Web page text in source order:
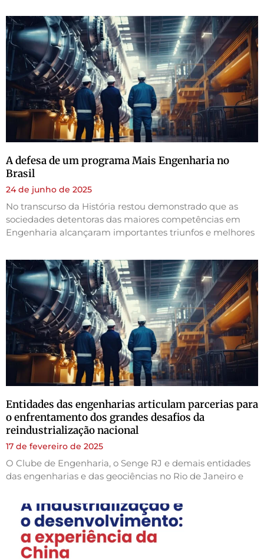
A defesa de um programa Mais Engenharia no
Brasil
24 de junho de 2025
No transcurso da História restou demonstrado que as
sociedades detentoras das maiores competências em
Engenharia alcançaram importantes triunfos e melhores
Entidades das engenharias articulam parcerias para
o enfrentamento dos grandes desafios da
reindustrialização nacional
17 de fevereiro de 2025
O Clube de Engenharia, o Senge RJ e demais entidades
das engenharias e das geociências no Rio de Janeiro e